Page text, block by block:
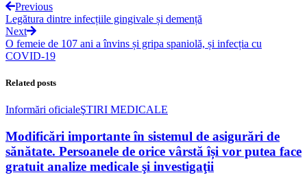
Previous
Legătura dintre infecțiile gingivale și demență
Next
O femeie de 107 ani a învins și gripa spaniolă, și infecția cu
COVID-19
Related posts
Informări oficialeŞTIRI MEDICALE
Modificări importante în sistemul de asigurări de
sănătate. Persoanele de orice vârstă își vor putea face
gratuit analize medicale şi investigaţii